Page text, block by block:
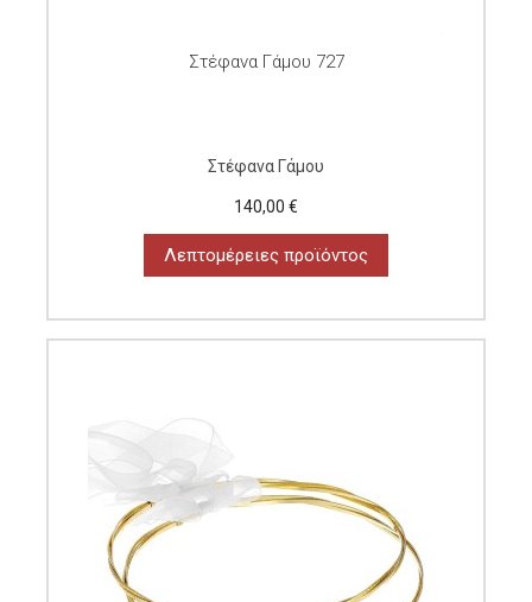
Στέφανα Γάμου 727
Στέφανα Γάμου
140,00 €
Λεπτομέρειες προϊόντος